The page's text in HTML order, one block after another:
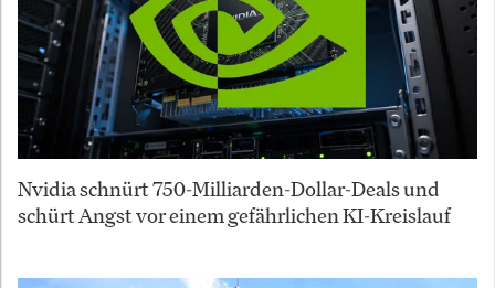
Nvidia schnürt 750-Milliarden-Dollar-Deals und
schürt Angst vor einem gefährlichen KI-Kreislauf